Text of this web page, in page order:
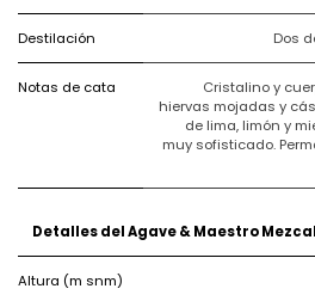
Destilación Dos
Notas de cata
Cristalino y
hiervas mojadas y
de lima, limón y
muy sofisticado.
Detalles del Agave & Maestro
Altura (m snm)